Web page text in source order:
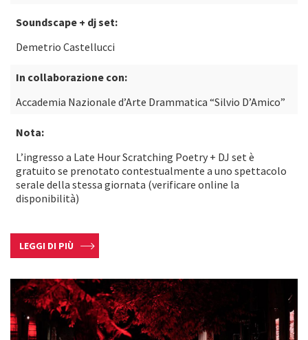
Soundscape + dj set:
Demetrio Castellucci
In collaborazione con:
Accademia Nazionale d’Arte Drammatica “Silvio D’Amico”
Nota:
L’ingresso a Late Hour Scratching Poetry + DJ set è
gratuito se prenotato contestualmente a uno spettacolo
serale della stessa giornata (verificare online la
disponibilità)
LEGGI DI PIÙ